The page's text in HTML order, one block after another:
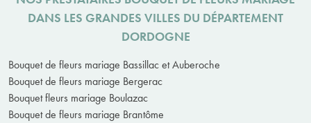
DANS LES GRANDES VILLES DU DÉPARTEMENT
DORDOGNE
Bouquet de fleurs mariage Bassillac et Auberoche
Bouquet de fleurs mariage Bergerac
Bouquet fleurs mariage Boulazac
Bouquet de fleurs mariage Brantôme